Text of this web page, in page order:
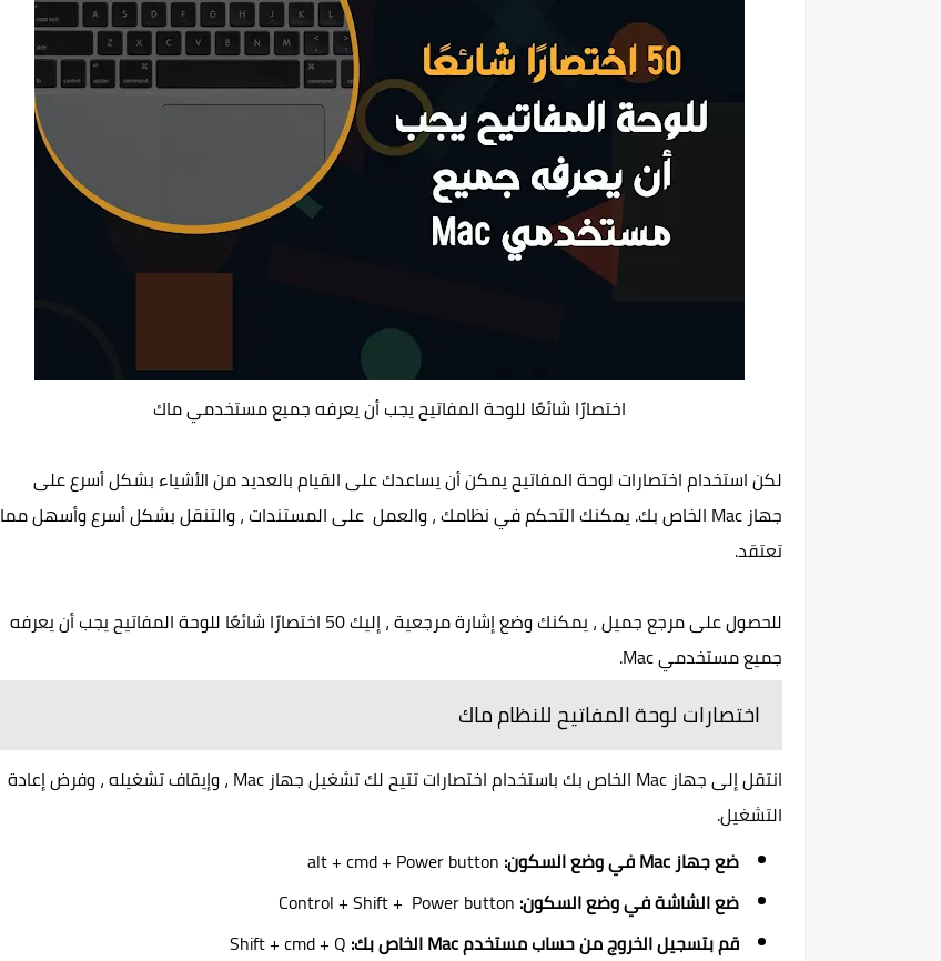
اختصارًا شائعًا للوحة المفاتيح يجب أن يعرفه جميع مستخدمي ماك
لكن استخدام اختصارات لوحة المفاتيح يمكن أن يساعدك على القيام بالعديد من الأشياء بشكل أسرع على
جهاز Mac الخاص بك. يمكنك التحكم في نظامك ، والعمل على المستندات ، والتنقل بشكل أسرع وأسهل مما
تعتقد.
للحصول على مرجع جميل ، يمكنك وضع إشارة مرجعية ، إليك 50 اختصارًا شائعًا للوحة المفاتيح يجب أن يعرفه
جميع مستخدمي Mac.
اختصارات لوحة المفاتيح للنظام ماك
انتقل إلى جهاز Mac الخاص بك باستخدام اختصارات تتيح لك تشغيل جهاز Mac ، وإيقاف تشغيله ، وفرض إعادة
التشغيل.
ضع جهاز Mac في وضع السكون:
ضع الشاشة في وضع السكون:
قم بتسجيل الخروج من حساب مستخدم Mac الخاص بك: